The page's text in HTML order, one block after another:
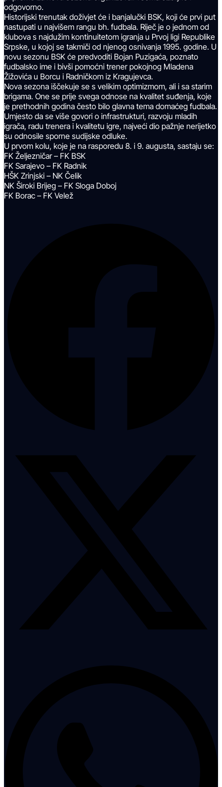
odgovorno.
Historijski trenutak doživjet će i banjalučki BSK, koji će prvi put
nastupati u najvišem rangu bh. fudbala. Riječ je o jednom od
klubova s najdužim kontinuitetom igranja u Prvoj ligi Republike
Srpske, u kojoj se takmiči od njenog osnivanja 1995. godine. U
novu sezonu BSK će predvoditi Bojan Puzigaća, poznato
fudbalsko ime i bivši pomoćni trener pokojnog Mladena
Žižovića u Borcu i Radničkom iz Kragujevca.
Nova sezona iščekuje se s velikim optimizmom, ali i sa starim
brigama. One se prije svega odnose na kvalitet suđenja, koje
je prethodnih godina često bilo glavna tema domaćeg fudbala.
Umjesto da se više govori o infrastrukturi, razvoju mladih
igrača, radu trenera i kvalitetu igre, najveći dio pažnje nerijetko
su odnosile sporne sudijske odluke.
U prvom kolu, koje je na rasporedu 8. i 9. augusta, sastaju se:
FK Željezničar – FK BSK
FK Sarajevo – FK Radnik
HŠK Zrinjski – NK Čelik
NK Široki Brijeg – FK Sloga Doboj
FK Borac – FK Velež